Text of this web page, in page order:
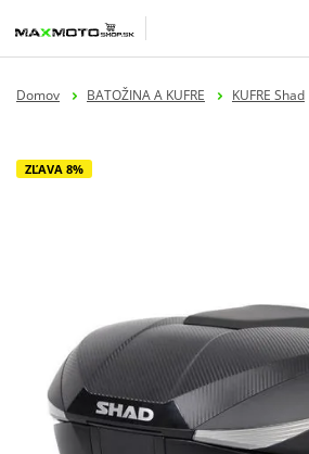
Domov BATOŽINA A KUFRE KUFRE Shad
ZĽAVA 8%